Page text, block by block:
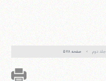
جلد دوم صفحه ۵۷۸